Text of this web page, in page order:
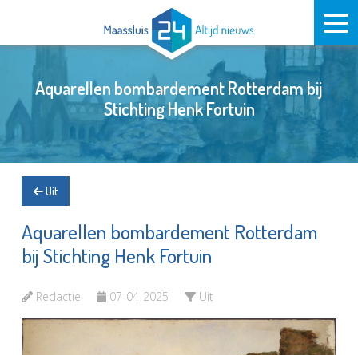
Aquarellen bombardement Rotterdam bij
Stichting Henk Fortuin
Uit
Aquarellen bombardement Rotterdam
bij Stichting Henk Fortuin
Redactie 07-04-2025 Uit